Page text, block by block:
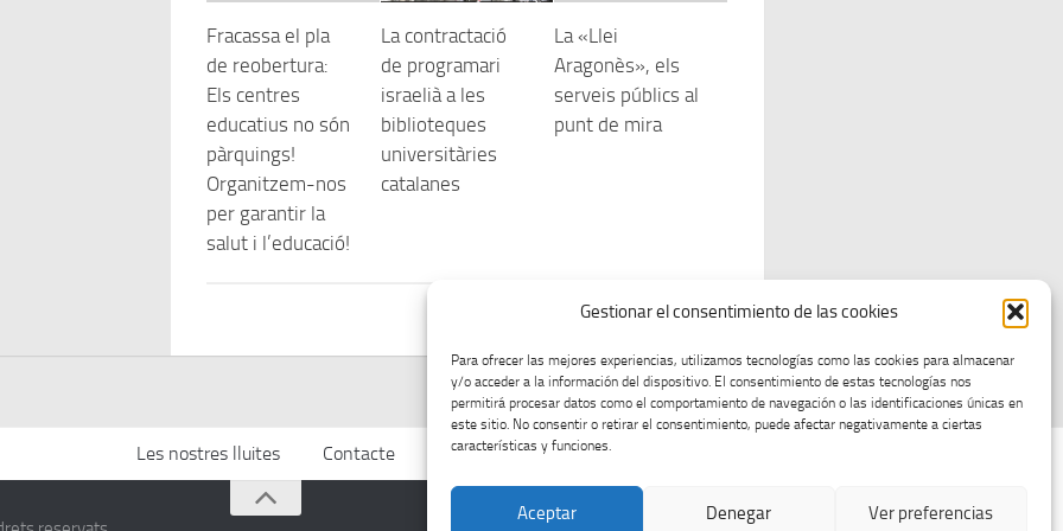
Gestionar el consentimiento de las cookies
Para ofrecer las mejores experiencias, utilizamos tecnologías como las cookies para almacenar
y/o acceder a la información del dispositivo. El consentimiento de estas tecnologías nos
permitirá procesar datos como el comportamiento de navegación o las identificaciones únicas en
este sitio. No consentir o retirar el consentimiento, puede afectar negativamente a ciertas
características y funciones.
Aceptar Denegar Ver preferencias
Fracassa el pla
de reobertura:
Els centres
educatius no són
pàrquings!
Organitzem-nos
per garantir la
salut i l’educació!
La contractació
de programari
israelià a les
biblioteques
universitàries
catalanes
La «Llei
Aragonès», els
serveis públics al
punt de mira
Les nostres lluites Contacte